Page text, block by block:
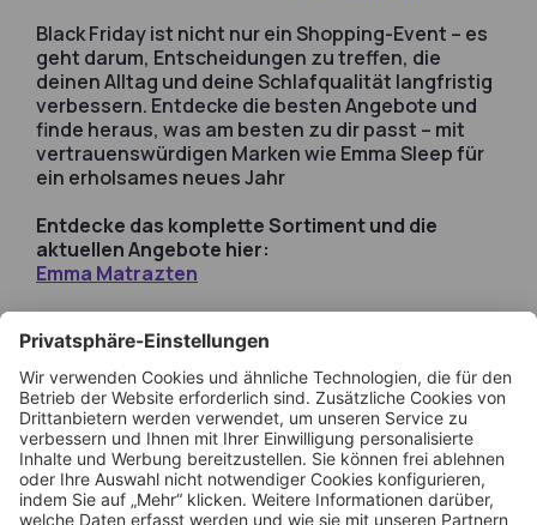
Black Friday ist nicht nur ein Shopping-Event – es
geht darum, Entscheidungen zu treffen, die
deinen Alltag und deine Schlafqualität langfristig
verbessern. Entdecke die besten Angebote und
finde heraus, was am besten zu dir passt – mit
vertrauenswürdigen Marken wie Emma Sleep für
ein erholsames neues Jahr
Entdecke das komplette Sortiment und die
aktuellen Angebote hier:
Emma Matrazten
Beliebt
Beste Matratzen 2026
Beste Topper 2026